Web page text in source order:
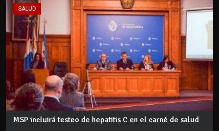
SALUD
MSP incluirá testeo de hepatitis C en el carné de salud